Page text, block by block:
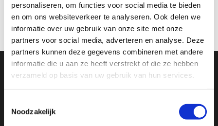
personaliseren, om functies voor social media te bieden
en om ons websiteverkeer te analyseren. Ook delen we
informatie over uw gebruik van onze site met onze
partners voor social media, adverteren en analyse. Deze
partners kunnen deze gegevens combineren met andere
informatie die u aan ze heeft verstrekt of die ze hebben
verzameld op basis van uw gebruik van hun services.
Noodzakelijk
Geen informatie gevonden